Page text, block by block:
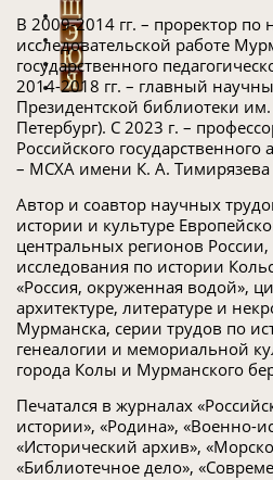
В 2009-2014 гг. – проректор по
исследовательской работе
государственного
2014-2018 гг. – главный
Президентской библиотеки
Петербург). С 2023 г. –
Российского государственного
– МСХА имени К. А. Тимирязева
Автор и соавтор научных
истории и культуре
центральных регионов России,
исследования по истории
«Россия, окруженная водой»,
архитектуре, литературе и
Мурманска, серии трудов по
генеалогии и мемориальной
города Колы и Мурманского
Печатался в журналах
истории», «Родина», «Военно-
«Исторический архив»,
«Библиотечное дело»,